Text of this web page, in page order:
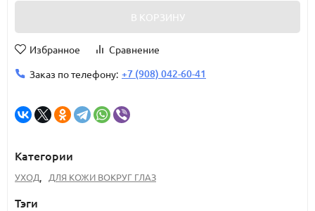
В КОРЗИНУ
Избранное
Сравнение
Заказ по телефону: +7 (908) 042-60-41
Категории
УХОД, ДЛЯ КОЖИ ВОКРУГ ГЛАЗ
Тэги